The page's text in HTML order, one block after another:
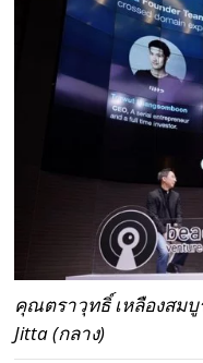
คุณตราวุทธิ์ เหลืองสม
Jitta (กลาง)